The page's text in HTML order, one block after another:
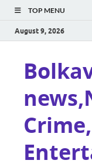
TOP MENU
August 9, 2026